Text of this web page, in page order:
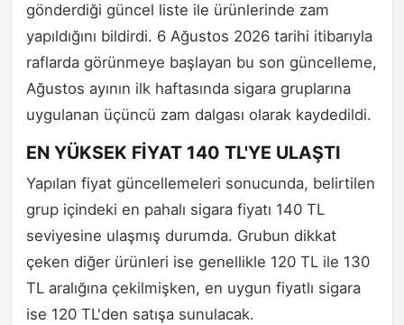
gönderdiği güncel liste ile ürünlerinde zam
yapıldığını bildirdi. 6 Ağustos 2026 tarihi itibarıyla
raflarda görünmeye başlayan bu son güncelleme,
Ağustos ayının ilk haftasında sigara gruplarına
uygulanan üçüncü zam dalgası olarak kaydedildi.
EN YÜKSEK FİYAT 140 TL'YE ULAŞTI
Yapılan fiyat güncellemeleri sonucunda, belirtilen
grup içindeki en pahalı sigara fiyatı 140 TL
seviyesine ulaşmış durumda. Grubun dikkat
çeken diğer ürünleri ise genellikle 120 TL ile 130
TL aralığına çekilmişken, en uygun fiyatlı sigara
ise 120 TL'den satışa sunulacak.